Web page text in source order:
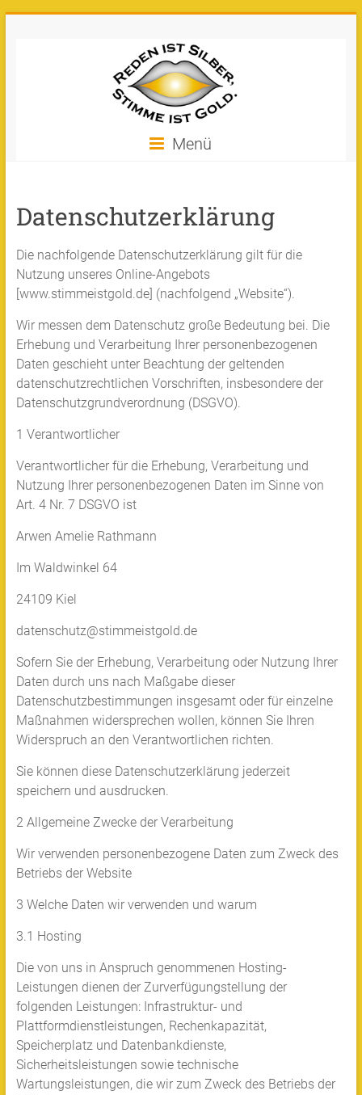
zu
Gold!
Menü
Datenschutzerklärung
Die nachfolgende Datenschutzerklärung gilt für die
Nutzung unseres Online-Angebots
[www.stimmeistgold.de] (nachfolgend „Website“).
Wir messen dem Datenschutz große Bedeutung bei. Die
Erhebung und Verarbeitung Ihrer personenbezogenen
Daten geschieht unter Beachtung der geltenden
datenschutzrechtlichen Vorschriften, insbesondere der
Datenschutzgrundverordnung (DSGVO).
1 Verantwortlicher
Verantwortlicher für die Erhebung, Verarbeitung und
Nutzung Ihrer personenbezogenen Daten im Sinne von
Art. 4 Nr. 7 DSGVO ist
Arwen Amelie Rathmann
Im Waldwinkel 64
24109 Kiel
datenschutz@stimmeistgold.de
Sofern Sie der Erhebung, Verarbeitung oder Nutzung Ihrer
Daten durch uns nach Maßgabe dieser
Datenschutzbestimmungen insgesamt oder für einzelne
Maßnahmen widersprechen wollen, können Sie Ihren
Widerspruch an den Verantwortlichen richten.
Sie können diese Datenschutzerklärung jederzeit
speichern und ausdrucken.
2 Allgemeine Zwecke der Verarbeitung
Wir verwenden personenbezogene Daten zum Zweck des
Betriebs der Website
3 Welche Daten wir verwenden und warum
3.1 Hosting
Die von uns in Anspruch genommenen Hosting-
Leistungen dienen der Zurverfügungstellung der
folgenden Leistungen: Infrastruktur- und
Plattformdienstleistungen, Rechenkapazität,
Speicherplatz und Datenbankdienste,
Sicherheitsleistungen sowie technische
Wartungsleistungen, die wir zum Zweck des Betriebs der